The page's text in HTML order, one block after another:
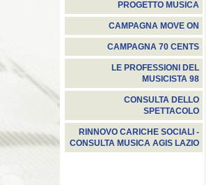
PROGETTO MUSICA
CAMPAGNA MOVE ON
CAMPAGNA 70 CENTS
LE PROFESSIONI DEL
MUSICISTA 98
CONSULTA DELLO
SPETTACOLO
RINNOVO CARICHE SOCIALI -
CONSULTA MUSICA AGIS LAZIO